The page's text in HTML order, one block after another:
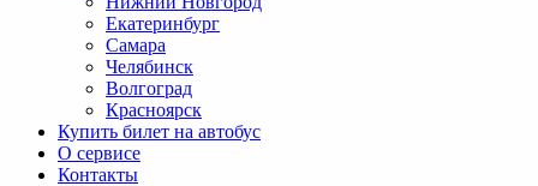
Екатеринбург
Самара
Челябинск
Волгоград
Красноярск
Купить билет на автобус
О сервисе
Контакты